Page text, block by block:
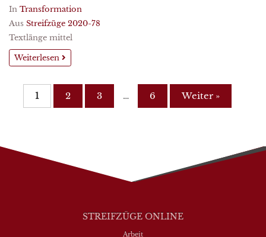
In Transformation
Aus Streifzüge 2020-78
Textlänge mittel
Weiterlesen
1 2 3 … 6 Weiter »
STREIFZÜGE ONLINE
Arbeit